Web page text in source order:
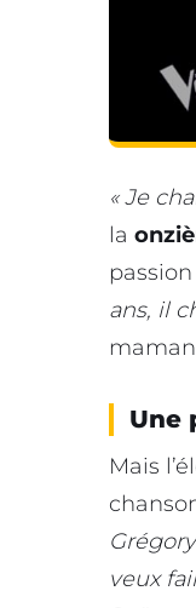
« Je
la
ans, il
Une
Mais
veux